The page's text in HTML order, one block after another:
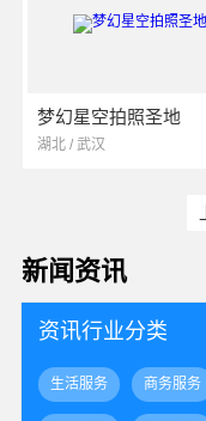
梦幻星空拍照圣地
湖北 / 武汉
新闻资讯
资讯行业分类
生活服务 商务服务